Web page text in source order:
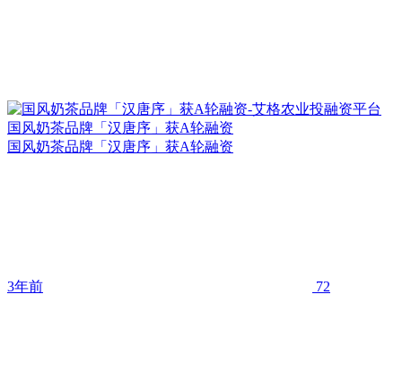
国风奶茶品牌「汉唐序」获A轮融资
国风奶茶品牌「汉唐序」获A轮融资
3年前 72